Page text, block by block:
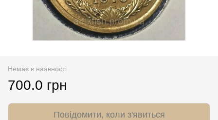
Немає в наявності
700.0 грн
Повідомити, коли з'явиться